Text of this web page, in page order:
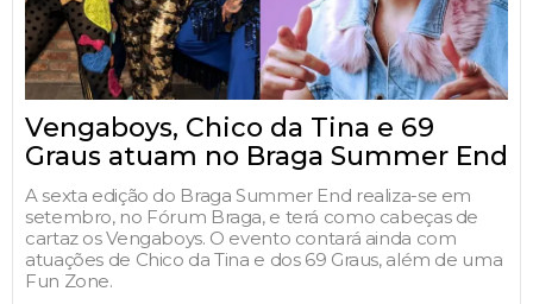
Vengaboys, Chico da Tina e 69
Graus atuam no Braga Summer End
A sexta edição do Braga Summer End realiza-se em
setembro, no Fórum Braga, e terá como cabeças de
cartaz os Vengaboys. O evento contará ainda com
atuações de Chico da Tina e dos 69 Graus, além de uma
Fun Zone.